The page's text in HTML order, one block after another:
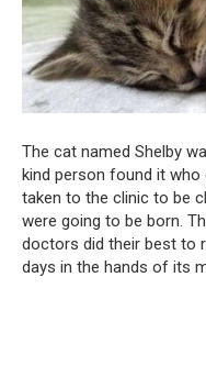
The cat named Shelby
kind person found it who
taken to the clinic to be
were going to be born.
doctors did their best to
days in the hands of its